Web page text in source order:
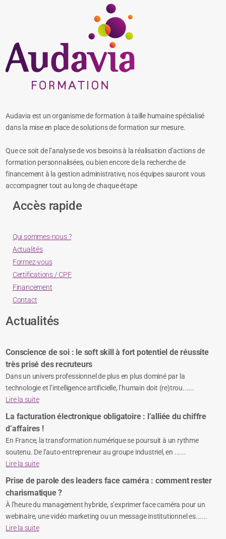
Audavia est un organisme de formation à taille humaine spécialisé
dans la mise en place de solutions de formation sur mesure.
Que ce soit de l’analyse de vos besoins à la réalisation d’actions de
formation personnalisées, ou bien encore de la recherche de
financement à la gestion administrative, nos équipes sauront vous
accompagner tout au long de chaque étape
Accès rapide
Qui sommes-nous ?
Actualités
Formez-vous
Certifications / CPF
Financement
Contact
Actualités
Conscience de soi : le soft skill à fort potentiel de réussite
très prisé des recruteurs
Dans un univers professionnel de plus en plus dominé par la
technologie et l’intelligence artificielle, l’humain doit (re)trou......
Lire la suite
La facturation électronique obligatoire : l’alliée du chiffre
d’affaires !
En France, la transformation numérique se poursuit à un rythme
soutenu. De l’auto-entrepreneur au groupe industriel, en ......
Lire la suite
Prise de parole des leaders face caméra : comment rester
charismatique ?
À l’heure du management hybride, s’exprimer face caméra pour un
webinaire, une vidéo marketing ou un message institutionnel es......
Lire la suite